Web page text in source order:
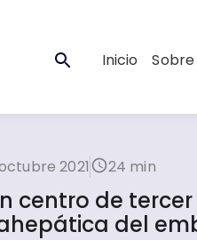
Inicio
2021 24 min
centro de
del